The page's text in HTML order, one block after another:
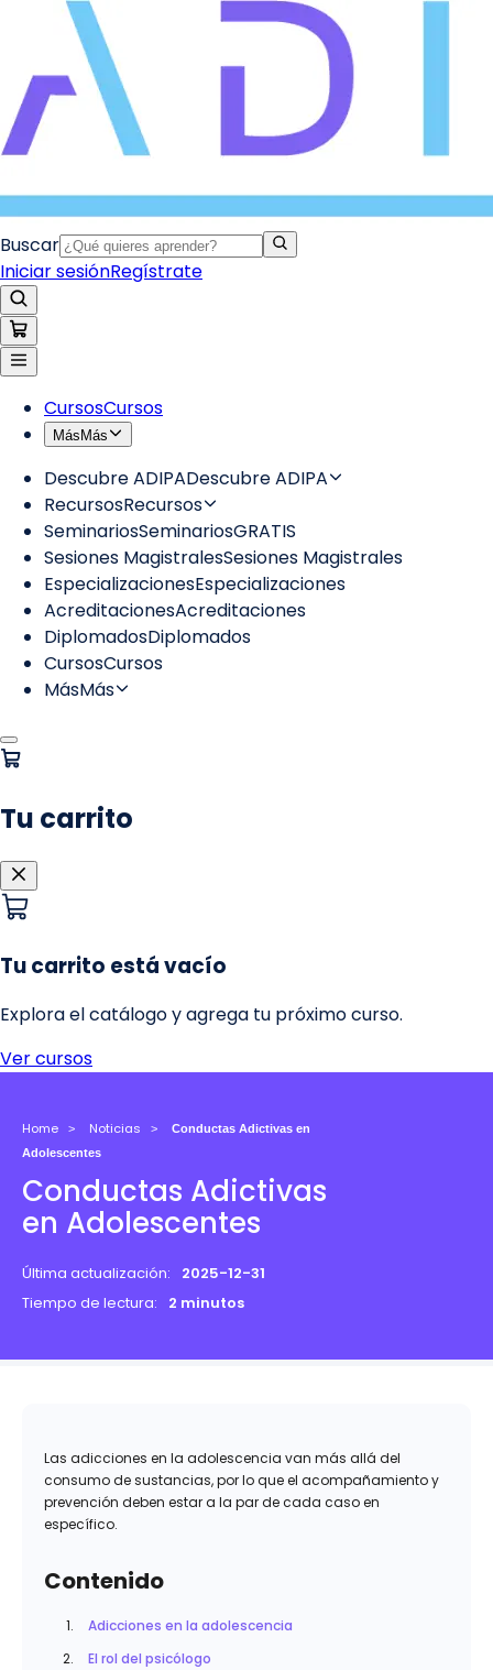
Home Noticias
Conductas Adictivas en
Adolescentes
Conductas Adictivas
en Adolescentes
Última actualización:
2025-12-31
Tiempo de lectura:
2 minutos
Las adicciones en la adolescencia van más allá del
consumo de sustancias, por lo que el acompañamiento y
prevención deben estar a la par de cada caso en
específico.
Contenido
Adicciones en la adolescencia
El rol del psicólogo